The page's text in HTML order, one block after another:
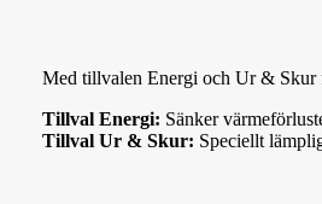
Med tillvalen Energi och Ur & Skur
Tillval Energi: Sänker
Tillval Ur & Skur: Speciellt